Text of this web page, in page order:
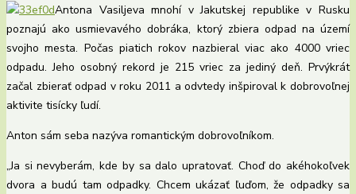
Antona Vasiljeva mnohí v Jakutskej republike v Rusku
poznajú ako usmievavého dobráka, ktorý zbiera odpad na území
svojho mesta. Počas piatich rokov nazbieral viac ako 4000 vriec
odpadu. Jeho osobný rekord je 215 vriec za jediný deň. Prvýkrát
začal zbierať odpad v roku 2011 a odvtedy inšpiroval k dobrovoľnej
aktivite tisícky ľudí.
Anton sám seba nazýva romantickým dobrovoľníkom.
„Ja si nevyberám, kde by sa dalo upratovať. Choď do akéhokoľvek
dvora a budú tam odpadky. Chcem ukázať ľuďom, že odpadky sa